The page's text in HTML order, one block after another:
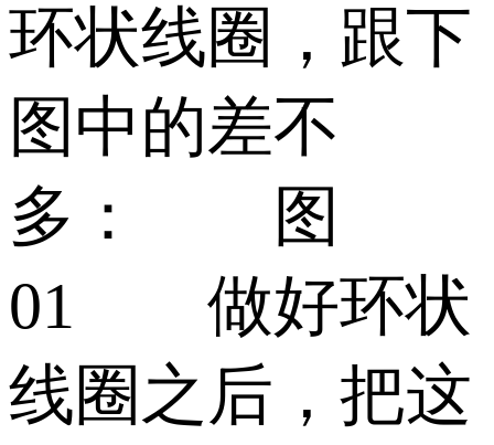
环状线圈，跟下
图中的差不
多： 图
01 做好环状
线圈之后，把这